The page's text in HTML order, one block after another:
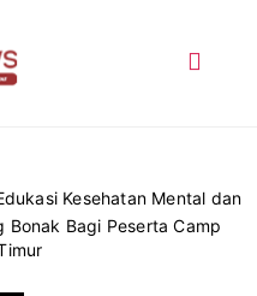
Kesehatan Mental dan
Bonak Bagi Peserta Camp